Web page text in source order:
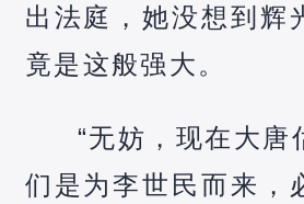
出法庭，她没想到辉
竟是这般强大。
“无妨，现在大唐
们是为李世民而来，